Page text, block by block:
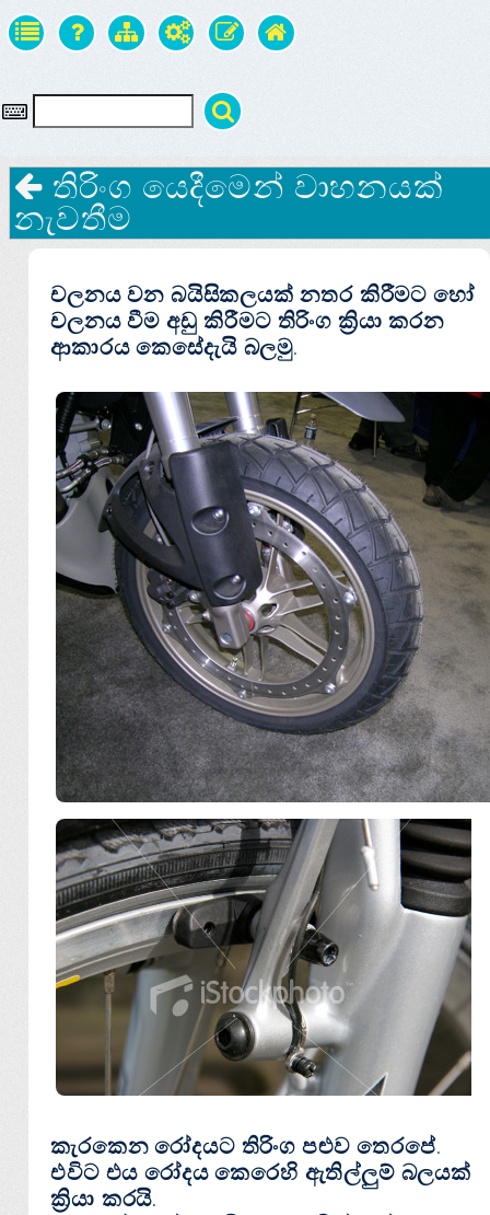
තිරිංග යෙදීමෙන් වාහනයක්
නැවතීම
චලනය වන බයිසිකලයක් නතර කිරීමට හෝ
චලනය වීම අඩු කිරීමට තිරිංගක්‍රියා කරන
ආකාරය කෙසේදැයි බලමු.
කැරකෙන රෝදයට තිරිංග පළුව තෙරපේ.
එවිට එය රෝදය කෙරෙහි ඇතිල්ලුම් බලයක්
ක්‍රියා කරයි.